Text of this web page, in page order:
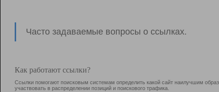
Часто задаваемые вопросы о ссылках.
Как работают ссылки?
Ссылки помогают поисковым системам определить какой сайт наилучшим
участвовать в раcпределении позиций и поискового трафика.